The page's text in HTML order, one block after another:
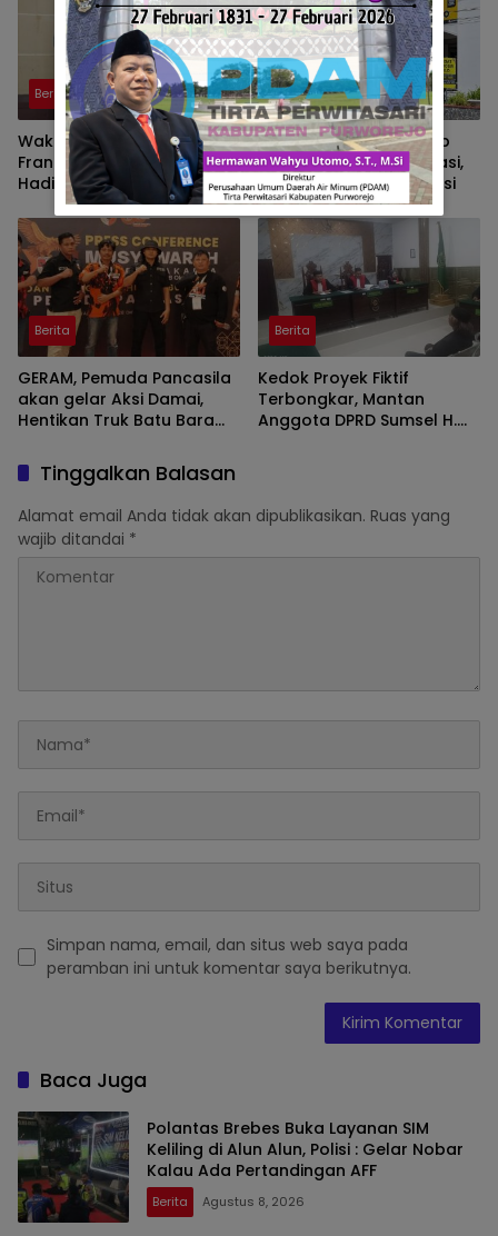
Berita
Wakil Walikota Prabumulih,
Frangky Nasril, S.Kom., M.M.,
Hadiri Talk Show, Bertanjuk
Antartika dan Masa Depan
Bumi di SMAN 2 Prabumulih
Berita
Pusat Grosir Solo Tutup
Imbas Masalah Investasi,
Walikota Solo Beri Solusi
Berita
GERAM, Pemuda Pancasila
akan gelar Aksi Damai,
Hentikan Truk Batu Bara
Berita
Kedok Proyek Fiktif
Terbongkar, Mantan
Anggota DPRD Sumsel H.
Tinggalkan Balasan
Alamat email Anda tidak akan dipublikasikan. Ruas yang
wajib ditandai *
Simpan nama, email, dan situs web saya pada
peramban ini untuk komentar saya berikutnya.
Baca Juga
Polantas Brebes Buka Layanan SIM
Keliling di Alun Alun, Polisi : Gelar Nobar
Kalau Ada Pertandingan AFF
Berita Agustus 8, 2026